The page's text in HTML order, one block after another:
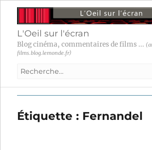
L'Oeil sur l'écran
Blog cinéma, commentaires de films ...
films.blog.lemonde.fr)
Recherche
:
Étiquette : Fernandel